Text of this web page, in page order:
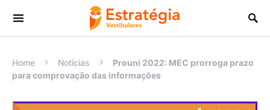
Procurar:
Home Notícias
Prouni 2022: MEC prorroga prazo
para comprovação das informações